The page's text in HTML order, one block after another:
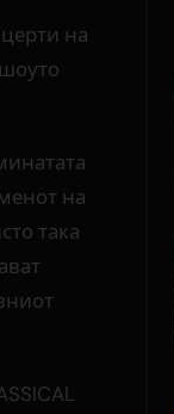
на
на
така